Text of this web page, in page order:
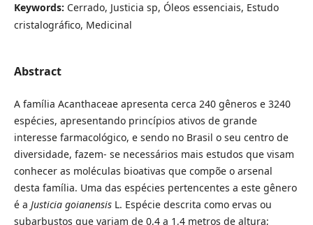
Keywords: Cerrado, Justicia sp, Óleos essenciais, Estudo
cristalográfico, Medicinal
Abstract
A família Acanthaceae apresenta cerca 240 gêneros e 3240
espécies, apresentando princípios ativos de grande
interesse farmacológico, e sendo no Brasil o seu centro de
diversidade, fazem- se necessários mais estudos que visam
conhecer as moléculas bioativas que compõe o arsenal
desta família. Uma das espécies pertencentes a este gênero
é a Justicia goianensisL. Espécie descrita como ervas ou
subarbustos que variam de 0,4 a 1,4 metros de altura;